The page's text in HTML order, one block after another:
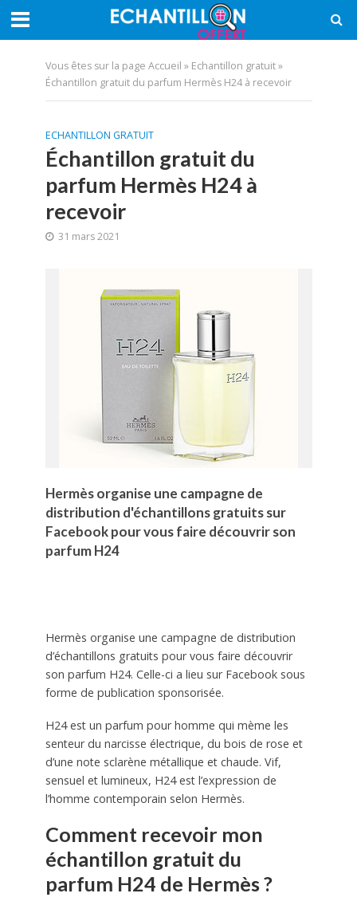
Vous êtes sur la page Accueil » Echantillon gratuit»
Échantillon gratuit du parfum Hermès H24 à recevoir
ECHANTILLON GRATUIT
Échantillon gratuit du
parfum Hermès H24 à
recevoir
31 mars 2021
Hermès organise une campagne de
distribution d'échantillons gratuits sur
Facebook pour vous faire découvrir son
parfum H24
Hermès organise une campagne de distribution
d’échantillons gratuits pour vous faire découvrir
son parfum H24. Celle-ci a lieu sur Facebook sous
forme de publication sponsorisée.
H24 est un parfum pour homme qui mème les
senteur du narcisse électrique, du bois de rose et
d’une note sclarène métallique et chaude. Vif,
sensuel et lumineux, H24 est l’expression de
l’homme contemporain selon Hermès.
Comment recevoir mon
échantillon gratuit du
parfum H24 de Hermès ?